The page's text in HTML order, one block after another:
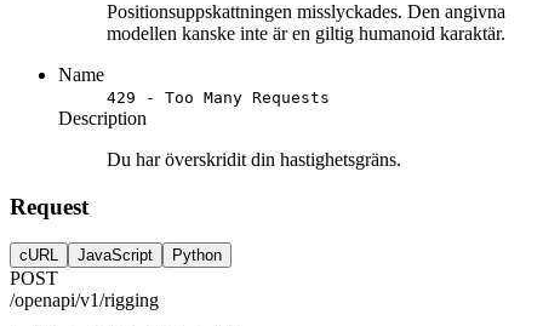
Positionsuppskattningen misslyckades. Den angivna
modellen kanske inte är en giltig humanoid karaktär.
Name
429 - Too Many Requests
Description
Du har överskridit din hastighetsgräns.
Request
cURL JavaScript Python
POST
/openapi/v1/rigging